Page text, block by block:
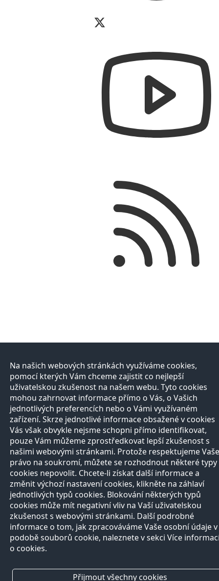
Na našich webových stránkách využíváme cookies,
pomocí kterých Vám chceme zajistit co nejlepší
uživatelskou zkušenost na našem webu. Tyto cookies
mohou zahrnovat informace přímo o Vás, o Vašich
jednotlivých preferencích nebo o Vámi využívaném
zařízení. Skrze jednotlivé informace obsažené v cookies
Vás však obvykle nejsme schopni přímo identifikovat,
pouze Vám můžeme zprostředkovat lepší zkušenost s
našimi webovými stránkami. Protože respektujeme Vaše
právo na soukromí, můžete se rozhodnout některé typy
cookies nepovolit. Chcete-li získat další informace a
změnit výchozí nastavení cookies, klikněte na záhlaví
jednotlivých typů cookies. Blokování některých typů
cookies může mít negativní vliv na Vaší uživatelskou
zkušenost s webovými stránkami. Další podrobné
informace o tom, jak zpracováváme Vaše osobní údaje v
podobě souborů cookie, naleznete v sekci Více
o cookies.
Přijmout všechny cookies